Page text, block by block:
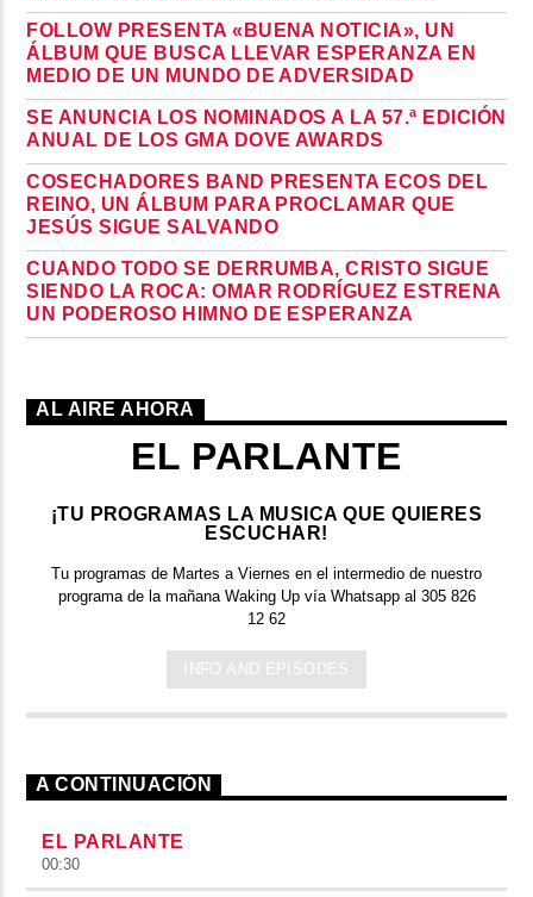
FOLLOW PRESENTA «BUENA NOTICIA», UN
ÁLBUM QUE BUSCA LLEVAR ESPERANZA EN
MEDIO DE UN MUNDO DE ADVERSIDAD
SE ANUNCIA LOS NOMINADOS A LA 57.ª EDICIÓN
ANUAL DE LOS GMA DOVE AWARDS
COSECHADORES BAND PRESENTA ECOS DEL
REINO, UN ÁLBUM PARA PROCLAMAR QUE
JESÚS SIGUE SALVANDO
CUANDO TODO SE DERRUMBA, CRISTO SIGUE
SIENDO LA ROCA: OMAR RODRÍGUEZ ESTRENA
UN PODEROSO HIMNO DE ESPERANZA
AL AIRE AHORA
EL PARLANTE
¡TU PROGRAMAS LA MUSICA QUE QUIERES
ESCUCHAR!
Tu programas de Martes a Viernes en el intermedio de nuestro
programa de la mañana Waking Up vía Whatsapp al 305 826
12 62
INFO AND EPISODES
A CONTINUACIÓN
EL PARLANTE
00:30